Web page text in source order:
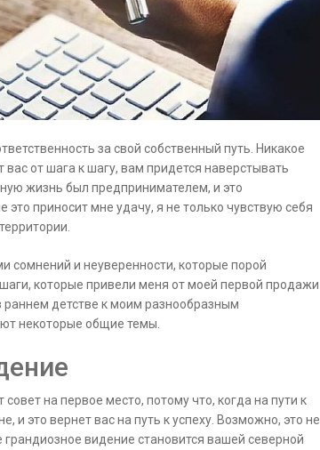
за свой собственный путь. Никакое
вас от шага к шагу, вам придется наверстывать
жизнь был предпринимателем, и это
приносит мне удачу, я не только чувствую себя
сомнений и неуверенности, которые порой
которые привели меня от моей первой продажи
детстве к моим разнообразным
некоторые общие темы.
на первое место, потому что, когда на пути к
и это вернет вас на путь к успеху. Возможно, это не
видение становится вашей северной